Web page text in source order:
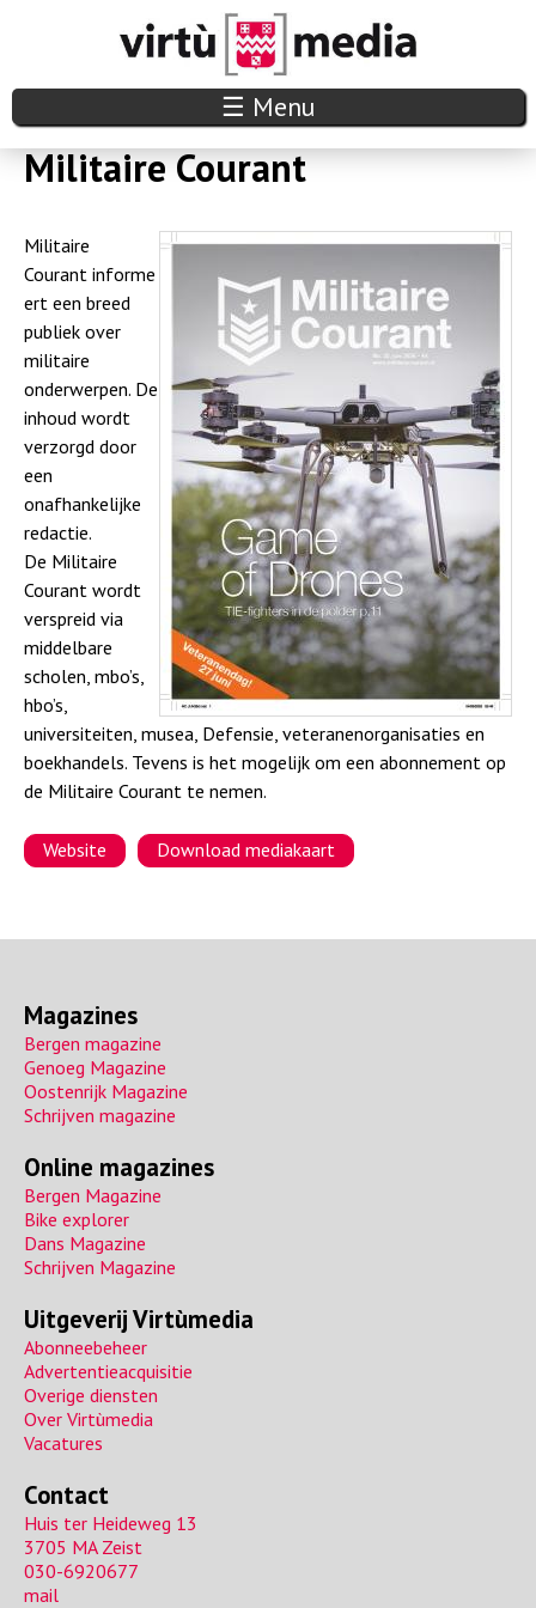
Overslaan
en
naar
de
inhoud
V
i
t
u
m
e
d
a
☰ Menu
Militaire Courant
Militaire
Courant informe
ert een breed
publiek over
militaire
onderwerpen. De
inhoud wordt
verzorgd door
een
onafhankelijke
redactie.
De Militaire
Courant wordt
verspreid via
middelbare
scholen, mbo’s,
hbo’s,
universiteiten, musea, Defensie, veteranenorganisaties en
boekhandels. Tevens is het mogelijk om een abonnement op
de Militaire Courant te nemen.
Website Download mediakaart
Magazines
Bergen magazine
Genoeg Magazine
Oostenrijk Magazine
Schrijven magazine
Online magazines
Bergen Magazine
Bike explorer
Dans Magazine
Schrijven Magazine
Uitgeverij Virtùmedia
Abonneebeheer
Advertentieacquisitie
Overige diensten
Over Virtùmedia
Vacatures
Contact
Huis ter Heideweg 13
3705 MA Zeist
030-6920677
mail